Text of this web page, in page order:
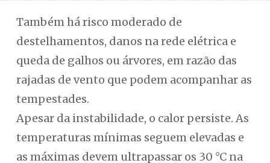
Também há risco moderado de
destelhamentos, danos na rede elétrica e
queda de galhos ou árvores, em razão das
rajadas de vento que podem acompanhar as
tempestades.
Apesar da instabilidade, o calor persiste. As
temperaturas mínimas seguem elevadas e
as máximas devem ultrapassar os 30 °C na